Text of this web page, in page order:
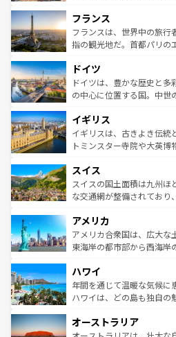
ませてくれるイタリアで、
なお、新着のイタリア情報
しい。
文化が根付くこの国では、
れる闘牛、そして美味しい
る。首都マドリードの洗練
の城塞都市、穏やかなビー
せる。地方によって風土
フランス
フランスは、世界中の旅行
指の観光地だ。首都パリの
で、幅広い魅力が詰まって
聖堂、美しいビーチ、そ
から魅了する。また、フラ
いる。シャンパンの発祥地
香り高いラベンダー畑など
らに、パリ以外の地域にも
れる地方に足を運ぶとそれ
きるだろう。 なお
を参照してほしい。
ドイツ
ドイツは、豊かな歴史と
の中心に位置する国。中世
顔を持つこの国は、どこを
ルリンの文化的活気、バイ
してライン川沿いのワイン
は、お酒好きな人にはぜひ体験して
ドイツ情報はコンテンツ一
イギリス
イギリスは、古きよき伝統
トミンスター寺院や大英博
リアごとに異なる魅力があ
ティー、ビール好きには
戦など、本場だからこそで
ンツ一覧を参照してほしい。
スイス
スイスの国土面積は九州
な交通網が整備されており
の建物がそのまま残る町や
博物館もあり、アルプス観
ことができる。国民の所得
ば市内交通費無料で観光を楽し
着のスイス情報はコンテン
アメリカ
アメリカ合衆国は、広大な
東海岸の都市部から西海岸
のような巨大都市は、観光
ンメントが詰まった刺激的
西部には大自然が広がり、
部のニューオーリンズでは
文化が魅力。旅行者はアメ
ハワイ
年間を通じて温暖な気候に
ハワイは、どの島も独自の
ワイ島は見逃せない。また
島だが、静かな自然を求め
オーストラリア